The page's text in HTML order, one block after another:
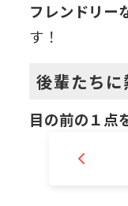
フレンドリー
す！
後輩たちに
目の前の１点